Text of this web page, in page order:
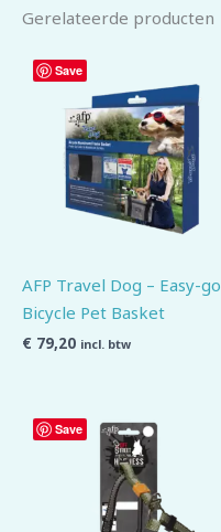
Gerelateerde producten
Save
AFP Travel Dog – Easy-go
Bicycle Pet Basket
€ 79,20 incl. btw
Save